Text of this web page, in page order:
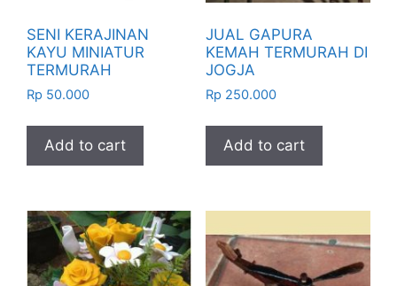
SENI KERAJINAN
KAYU MINIATUR
TERMURAH
Rp 50.000
Add to cart
JUAL GAPURA
KEMAH TERMURAH DI
JOGJA
Rp 250.000
Add to cart